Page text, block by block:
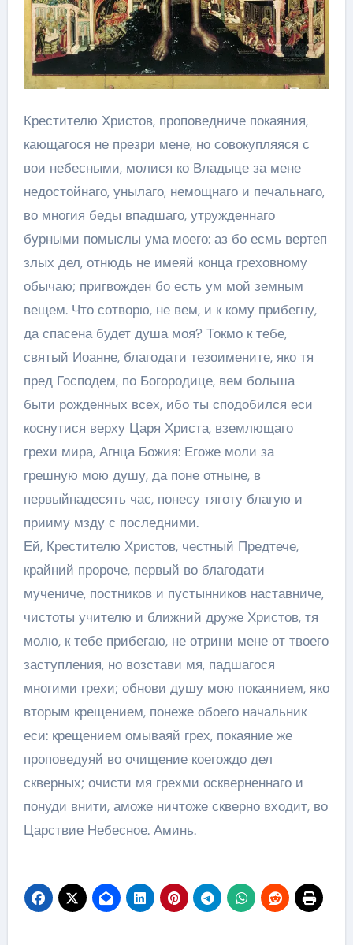
Крестителю Христов, проповедниче покаяния,
кающагося не презри мене, но совокупляяся с
вои небесными, молися ко Владыце за мене
недостойнаго, унылаго, немощнаго и печальнаго,
во многия беды впадшаго, утружденнаго
бурными помыслы ума моего: аз бо есмь вертеп
злых дел, отнюдь не имеяй конца греховному
обычаю; пригвожден бо есть ум мой земным
вещем. Что сотворю, не вем, и к кому прибегну,
да спасена будет душа моя? Токмо к тебе,
святый Иоанне, благодати тезоимените, яко тя
пред Господем, по Богородице, вем больша
быти рожденных всех, ибо ты сподобился еси
коснутися верху Царя Христа, вземлющаго
грехи мира, Агнца Божия: Егоже моли за
грешную мою душу, да поне отныне, в
первыйнадесять час, понесу тяготу благую и
прииму мзду с последними.
Ей, Крестителю Христов, честный Предтече,
крайний пророче, первый во благодати
мучениче, постников и пустынников наставниче,
чистоты учителю и ближний друже Христов, тя
молю, к тебе прибегаю, не отрини мене от твоего
заступления, но возстави мя, падшагося
многими грехи; обнови душу мою покаянием, яко
вторым крещением, понеже обоего начальник
еси: крещением омываяй грех, покаяние же
проповедуяй во очищение коегождо дел
скверных; очисти мя грехми оскверненнаго и
понуди внити, аможе ничтоже скверно входит, во
Царствие Небесное. Аминь.